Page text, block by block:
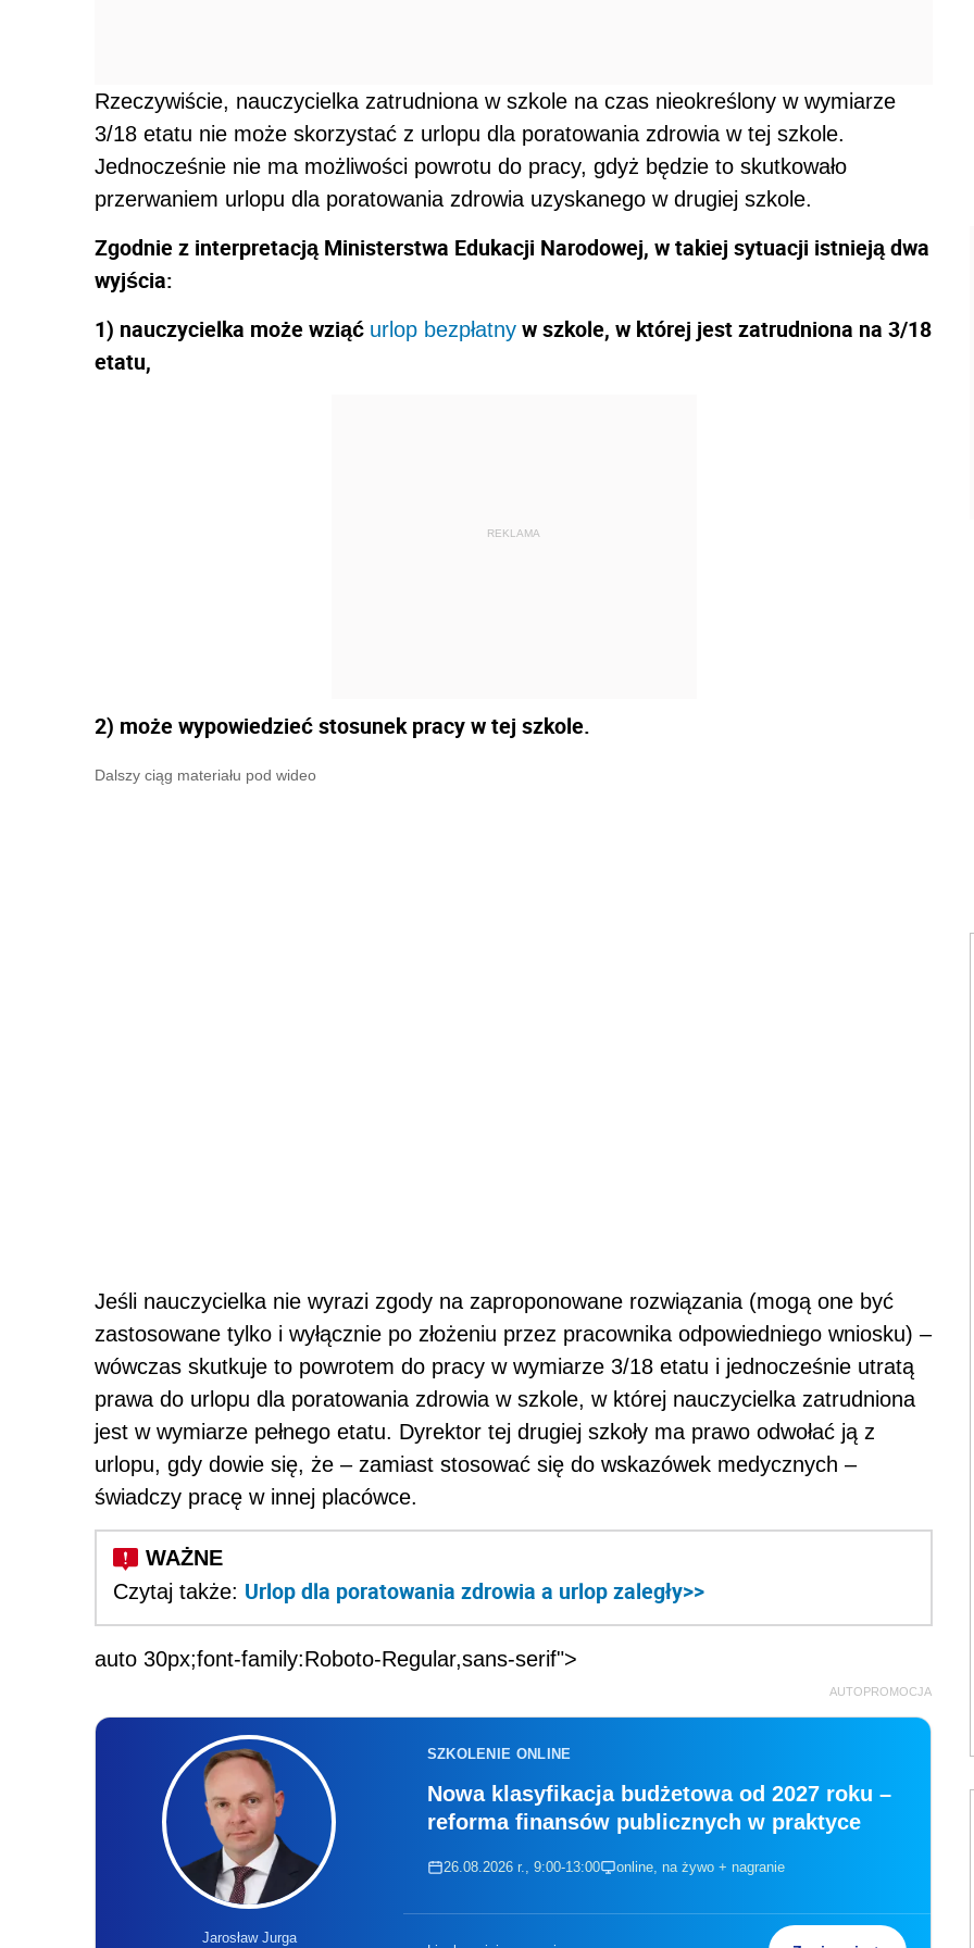
Rzeczywiście, nauczycielka zatrudniona w szkole na czas nieokreślony w wymiarze
3/18 etatu nie może skorzystać z urlopu dla poratowania zdrowia w tej szkole.
Jednocześnie nie ma możliwości powrotu do pracy, gdyż będzie to skutkowało
przerwaniem urlopu dla poratowania zdrowia uzyskanego w drugiej szkole.
Zgodnie z interpretacją Ministerstwa Edukacji Narodowej, w takiej sytuacji istnieją dwa
wyjścia:
1) nauczycielka może wziąć urlop bezpłatny w szkole, w której jest zatrudniona na 3/18
etatu,
REKLAMA
2) może wypowiedzieć stosunek pracy w tej szkole.
Dalszy ciąg materiału pod wideo
Jeśli nauczycielka nie wyrazi zgody na zaproponowane rozwiązania (mogą one być
zastosowane tylko i wyłącznie po złożeniu przez pracownika odpowiedniego wniosku) –
wówczas skutkuje to powrotem do pracy w wymiarze 3/18 etatu i jednocześnie utratą
prawa do urlopu dla poratowania zdrowia w szkole, w której nauczycielka zatrudniona
jest w wymiarze pełnego etatu. Dyrektor tej drugiej szkoły ma prawo odwołać ją z
urlopu, gdy dowie się, że – zamiast stosować się do wskazówek medycznych –
świadczy pracę w innej placówce.
Czytaj także: Urlop dla poratowania zdrowia a urlop zaległy>>
auto 30px;font-family:Roboto-Regular,sans-serif">
AUTOPROMOCJA
Jarosław Jurga
SZKOLENIE ONLINE
Nowa klasyfikacja budżetowa od 2027 roku –
reforma finansów publicznych w praktyce
26.08.2026 r., 9:00-13:00 online, na żywo + nagranie